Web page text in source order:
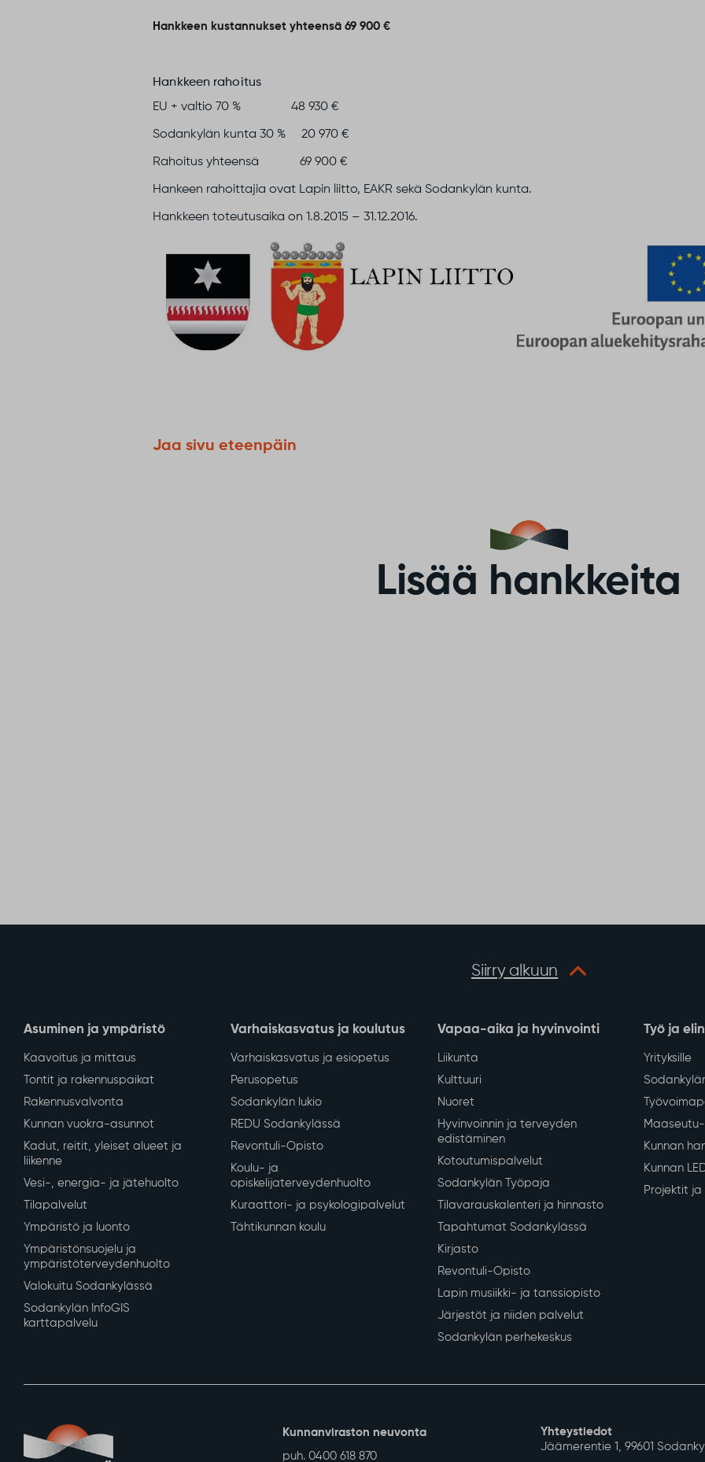
Hankkeen kustannukset yhteensä 69 900 €
Hankkeen rahoitus
EU + valtio 70 % 48 930 €
Sodankylän kunta 30 % 20 970 €
Rahoitus yhteensä 69 900 €
Hankeen rahoittajia ovat Lapin liitto, EAKR sekä Sodankylän kunta.
Hankkeen toteutusaika on 1.8.2015 – 31.12.2016.
Jaa sivu eteenpäin
Lisää hankkeita
Siirry alkuun
Asuminen ja ympäristö
Kaavoitus ja mittaus
Tontit ja rakennuspaikat
Rakennusvalvonta
Kunnan vuokra-asunnot
Kadut, reitit, yleiset alueet ja
liikenne
Vesi-, energia- ja jätehuolto
Tilapalvelut
Ympäristö ja luonto
Ympäristönsuojelu ja
ympäristöterveydenhuolto
Valokuitu Sodankylässä
Sodankylän InfoGIS
karttapalvelu
Varhaiskasvatus ja koulutus
Varhaiskasvatus ja esiopetus
Perusopetus
Sodankylän lukio
REDU Sodankylässä
Revontuli-Opisto
Koulu- ja
opiskelijaterveydenhuolto
Kuraattori- ja psykologipalvelut
Tähtikunnan koulu
Vapaa-aika ja hyvinvointi
Liikunta
Kulttuuri
Nuoret
Hyvinvoinnin ja terveyden
edistäminen
Kotoutumispalvelut
Sodankylän Työpaja
Tilavarauskalenteri ja hinnasto
Tapahtumat Sodankylässä
Kirjasto
Revontuli-Opisto
Lapin musiikki- ja tanssiopisto
Järjestöt ja niiden palvelut
Sodankylän perhekeskus
Työ ja
Yrityksille
Kunnan
Kunnan
Projektit ja
Kunnanviraston neuvonta
puh. 0400 618 870
Yhteystiedot
Jäämerentie 1, 99601